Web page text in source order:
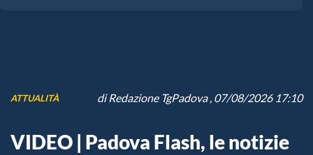
ATTUALITÀ diRedazione TgPadova, 07/08/2026 17:10
VIDEO | Padova Flash, le notizie